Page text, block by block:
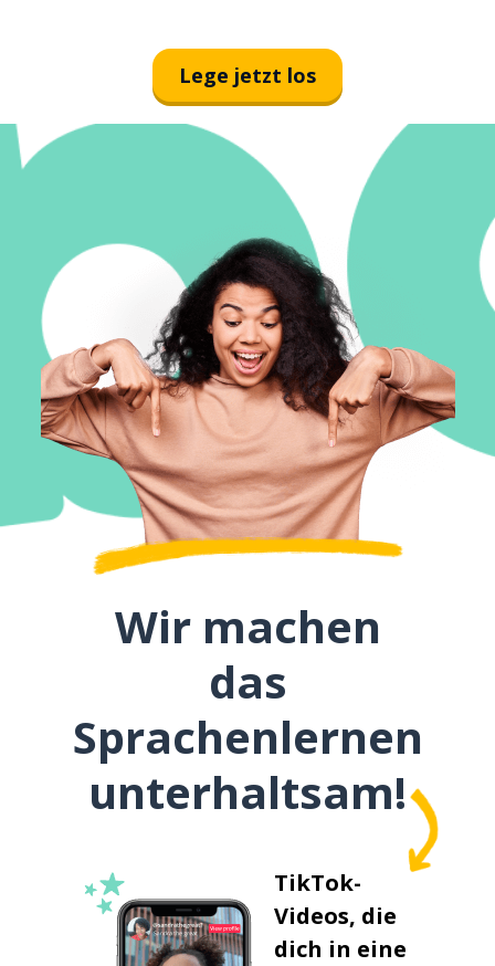
Lege jetzt los
Wir machen
das
Sprachenlernen
unterhaltsam!
TikTok-
Videos, die
dich in eine